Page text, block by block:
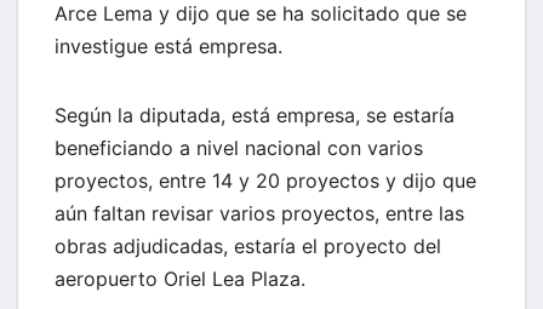
Arce Lema y dijo que se ha solicitado que se
investigue está empresa.
Según la diputada, está empresa, se estaría
beneficiando a nivel nacional con varios
proyectos, entre 14 y 20 proyectos y dijo que
aún faltan revisar varios proyectos, entre las
obras adjudicadas, estaría el proyecto del
aeropuerto Oriel Lea Plaza.